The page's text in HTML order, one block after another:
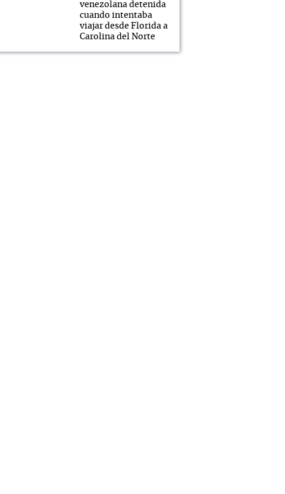
venezolana detenida
cuando intentaba
viajar desde Florida a
Carolina del Norte